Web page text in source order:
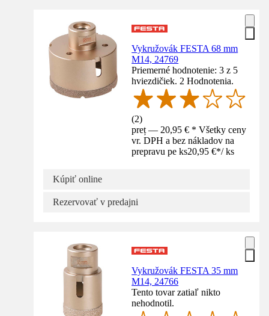
Vykružovák FESTA 68 mm
M14, 24769
Priemerné hodnotenie: 3 z 5
hviezdičiek. 2 Hodnotenia.
(2)
preț — 20,95 € * Všetky ceny
vr. DPH a bez nákladov na
prepravu pe ks20,95 €*/ ks
Kúpiť online
Rezervovať v predajni
Vykružovák FESTA 35 mm
M14, 24766
Tento tovar zatiaľ nikto
nehodnotil.